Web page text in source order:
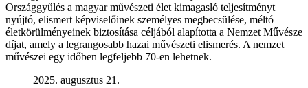
Országgyűlés a magyar művészeti élet kimagasló teljesítményt
nyújtó, elismert képviselőinek személyes megbecsülése, méltó
életkörülményeinek biztosítása céljából alapította a Nemzet Művésze
díjat, amely a legrangosabb hazai művészeti elismerés. A nemzet
művészei egy időben legfeljebb 70-en lehetnek.
2025. augusztus 21.